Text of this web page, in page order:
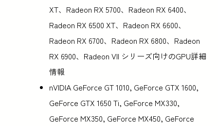
XT、Radeon RX 5700、Radeon RX 6400、
Radeon RX 6500 XT、Radeon RX 6600、
Radeon RX 6700、Radeon RX 6800、Radeon
RX 6900、Radeon VII シリーズ向けのGPU詳細
情報
nVIDIA GeForce GT 1010, GeForce GTX 1600,
GeForce GTX 1650 Ti, GeForce MX330,
GeForce MX350, GeForce MX450, GeForce